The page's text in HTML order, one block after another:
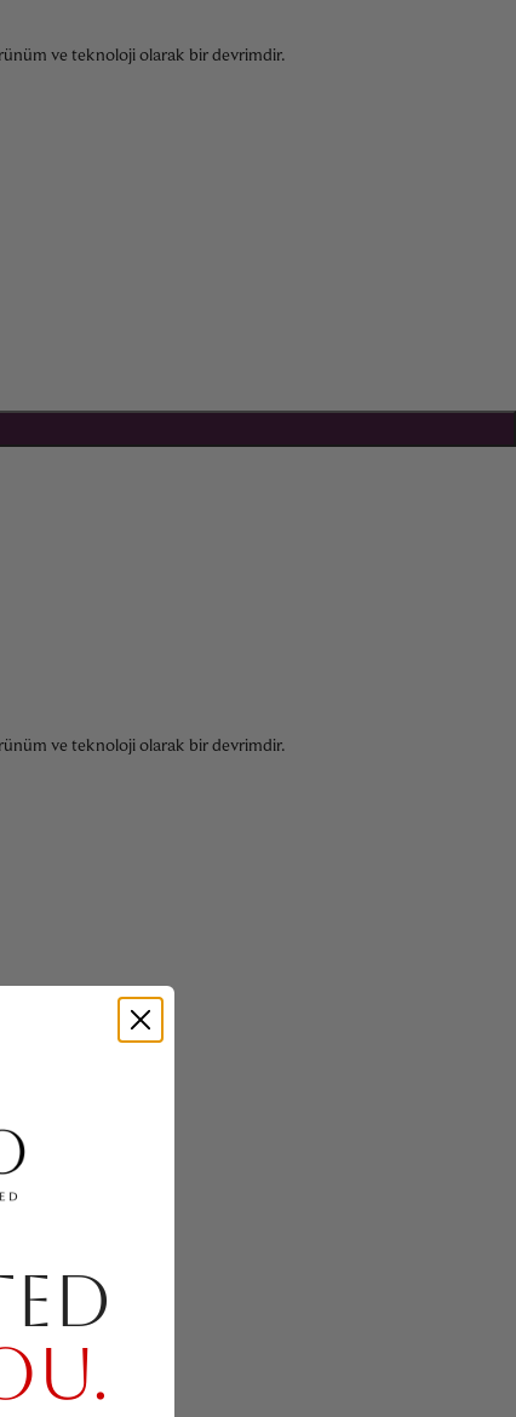
ve teknoloji olarak bir devrimdir.
ve teknoloji olarak bir devrimdir.